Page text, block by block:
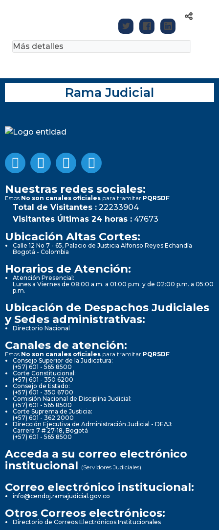
Más detalles
Rama Judicial
Nuestras redes sociales:
Estos No son canales oficiales para tramitar PQRSDF
Total de Visitantes : 22233904
Visitantes Últimas 24 horas : 47673
Ubicación Altas Cortes:
Calle 12 No 7 - 65, Palacio de Justicia Alfonso Reyes Echandía
Bogotá - Colombia
Horarios de Atención:
Atención Presencial:
Lunes a Viernes de 08:00 a.m. a 01:00 p.m. y de 02:00 p.m. a 05:00
p.m.
Ubicación de Despachos Judiciales
y Sedes administrativas:
Directorio Nacional
Canales de atención:
Estos No son canales oficiales para tramitar PQRSDF
Consejo Superior de la Judicatura:
(+57) 601 - 565 8500
Corte Constitucional:
(+57) 601 - 350 6200
Consejo de Estado:
(+57) 601 - 350 6700
Comisión Nacional de Disciplina Judicial:
(+57) 601 - 565 8500
Corte Suprema de Justicia:
(+57) 601 - 362 2000
Dirección Ejecutiva de Administración Judicial - DEAJ:
Carrera 7 # 27-18, Bogotá
(+57) 601 - 565 8500
Acceda a su correo electrónico
institucional (Servidores Judiciales)
Correo electrónico institucional:
info@cendoj.ramajudicial.gov.co
Otros Correos electrónicos:
Directorio de Correos Electrónicos Institucionales